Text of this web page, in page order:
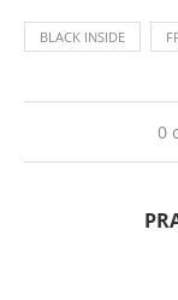
BLACK INSIDE
0